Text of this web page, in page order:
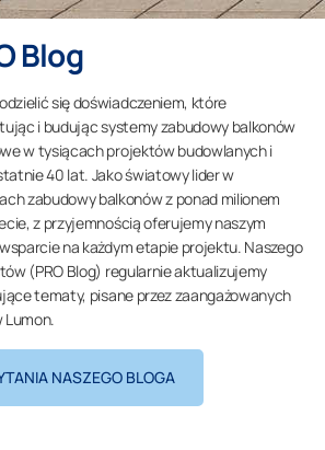
Blog
się doświadczeniem, które
i budując systemy zabudowy balkonów
w tysiącach projektów budowlanych i
40 lat. Jako światowy lider w
zabudowy balkonów z ponad milionem
z przyjemnością oferujemy naszym
na każdym etapie projektu. Naszego
(PRO Blog) regularnie aktualizujemy
tematy, pisane przez zaangażowanych
NASZEGO BLOGA